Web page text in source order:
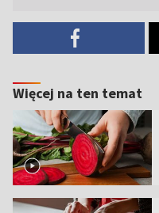
Więcej na ten temat